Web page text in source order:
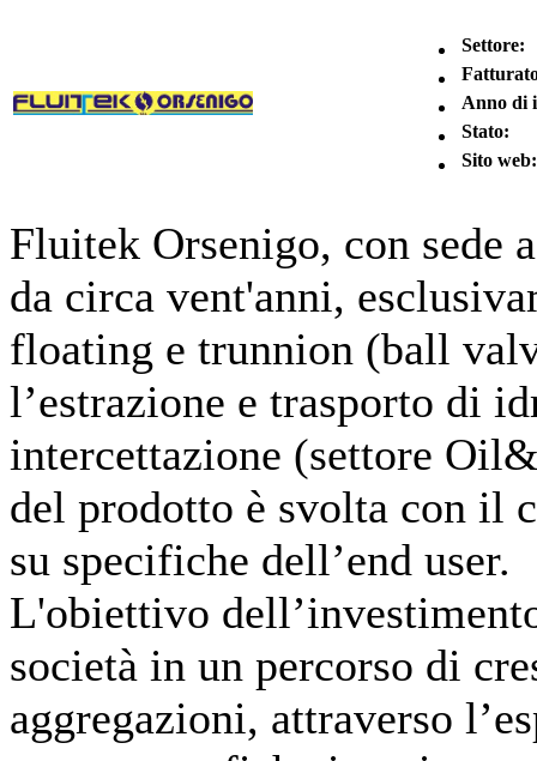
Settore:
Anno di
Stato:
Sito web:
Fluitek Orsenigo, con sede
da circa vent'anni,
floating e trunnion (ball
l’estrazione e trasporto di
intercettazione (settore
del prodotto è svolta con il
su specifiche dell’end user.
L'obiettivo
società in un percorso di
aggregazioni, attraverso